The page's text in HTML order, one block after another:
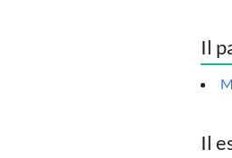
Il
Il